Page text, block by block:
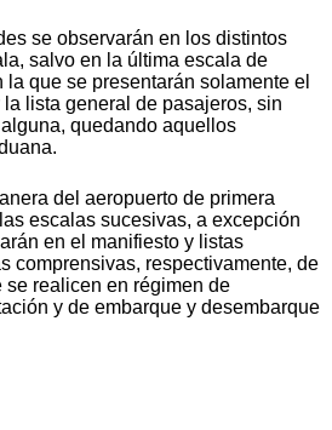
se observarán en los distintos
salvo en la última escala de
que se presentarán solamente el
lista general de pasajeros, sin
quedando aquellos
del aeropuerto de primera
escalas sucesivas, a excepción
en el manifiesto y listas
comprensivas, respectivamente, de
se realicen en régimen de
y de embarque y desembarque